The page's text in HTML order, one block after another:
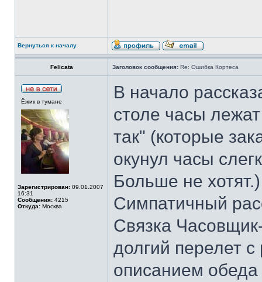
Вернуться к началу
Felicata Заголовок сообщения: Re: Ошибка Кортеса
Ёжик в тумане
Зарегистрирован: 09.01.2007
16:31
Сообщения: 4215
Откуда: Москва
В начало
столе часы лежат
так" (которые
окунул часы
Больше не хотят.)
Симпатичный
Связка
долгий перелет
описанием обеда